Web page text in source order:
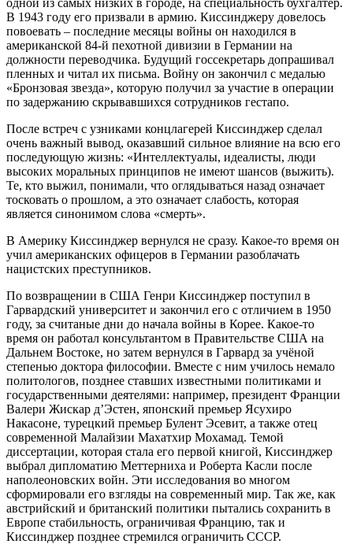
В 1943 году его призвали в армию. Киссинджеру довелось
повоевать – последние месяцы войны он находился в
американской 84-й пехотной дивизии в Германии на
должности переводчика. Будущий госсекретарь допрашивал
пленных и читал их письма. Войну он закончил с медалью
«Бронзовая звезда», которую получил за участие в операции
по задержанию скрывавшихся сотрудников гестапо.
После встреч с узниками концлагерей Киссинджер сделал
очень важный вывод, оказавший сильное влияние на всю его
последующую жизнь: «Интеллектуалы, идеалисты, люди
высоких моральных принципов не имеют шансов (выжить).
Те, кто выжил, понимали, что оглядываться назад означает
тосковать о прошлом, а это означает слабость, которая
является синонимом слова «смерть».
В Америку Киссинджер вернулся не сразу. Какое-то время он
учил американских офицеров в Германии разоблачать
нацистских преступников.
По возвращении в США Генри Киссинджер поступил в
Гарвардский университет и закончил его с отличием в 1950
году, за считаные дни до начала войны в Корее. Какое-то
время он работал консультантом в Правительстве США на
Дальнем Востоке, но затем вернулся в Гарвард за учёной
степенью доктора философии. Вместе с ним училось немало
политологов, позднее ставших известными политиками и
государственными деятелями: например, президент Франции
Валери Жискар д’Эстен, японский премьер Ясухиро
Накасоне, турецкий премьер Булент Эсевит, а также отец
современной Малайзии Махатхир Мохамад. Темой
диссертации, которая стала его первой книгой, Киссинджер
выбрал дипломатию Меттерниха и Роберта Касли после
наполеоновских войн. Эти исследования во многом
сформировали его взгляды на современный мир. Так же, как
австрийский и британский политики пытались сохранить в
Европе стабильность, ограничивая Францию, так и
Киссинджер позднее стремился ограничить СССР.